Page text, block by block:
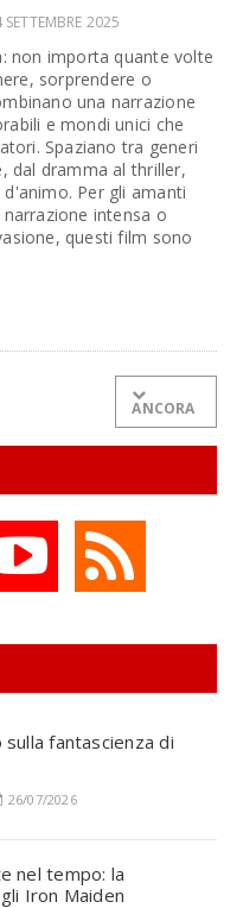
2025
non importa quante volte
sorprendere o
una narrazione
e mondi unici che
Spaziano tra generi
dal dramma al thriller,
Per gli amanti
intensa o
questi film sono
ANCORA
sulla fantascienza di
26/07/2026
nel tempo: la
Iron Maiden